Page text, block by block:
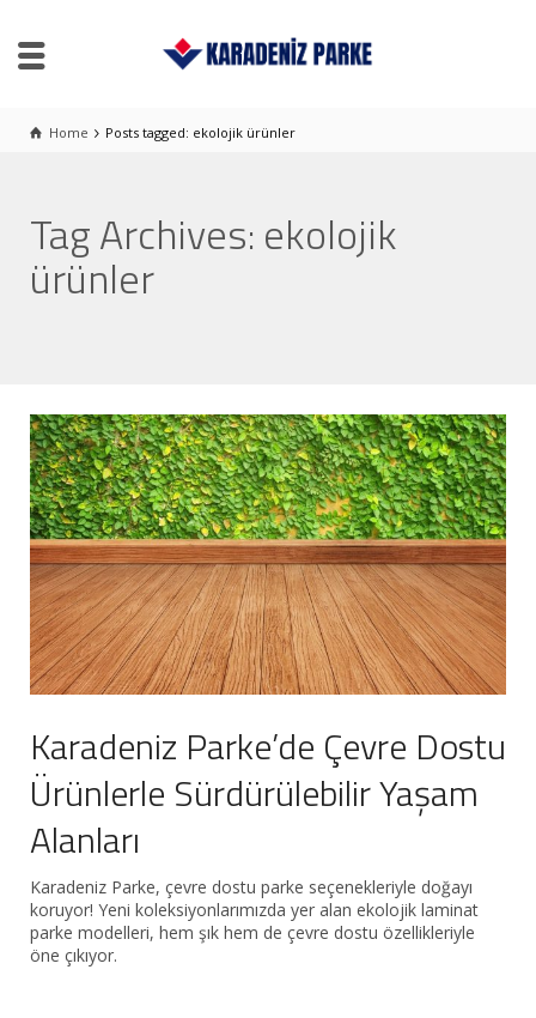
Home Posts tagged: ekolojik ürünler
Tag Archives: ekolojik
ürünler
Karadeniz Parke’de Çevre Dostu
Ürünlerle Sürdürülebilir Yaşam
Alanları
Karadeniz Parke, çevre dostu parke seçenekleriyle doğayı
koruyor! Yeni koleksiyonlarımızda yer alan ekolojik laminat
parke modelleri, hem şık hem de çevre dostu özellikleriyle
öne çıkıyor.